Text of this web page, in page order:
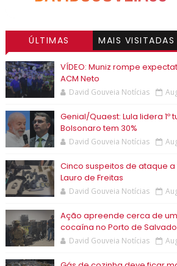
ÚLTIMAS MAIS VISITADAS
VÍDEO: Muniz rompe
ACM Neto
David Gouveia Notícias
Genial/Quaest: Lula lidera 1º
Bolsonaro tem 30%
David Gouveia Notícias
Cinco suspeitos de ataque
Lauro de Freitas
David Gouveia Notícias
Ação apreende cerca de
cocaína no Porto de
David Gouveia Notícias